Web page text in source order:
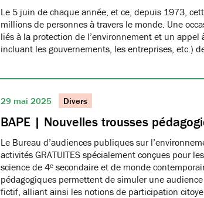
Le 5 juin de chaque année, et ce, depuis 1973,
millions de personnes à travers le monde. Une
liés à la protection de l’environnement et un appel
incluant les gouvernements, les entreprises, etc.)
29 mai 2025 Divers
BAPE | Nouvelles trousses
Le Bureau d’audiences publiques sur
activités GRATUITES spécialement conçues pour
science de 4ᵉ secondaire et de monde
pédagogiques permettent de simuler une
fictif, alliant ainsi les notions de participation